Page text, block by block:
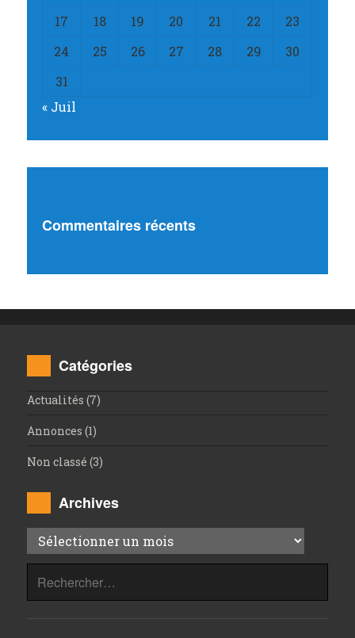
17
18 19 20 21 22
23
24
25 26 27 28 29
30
31
« Juil
Commentaires récents
Catégories
Actualités (7)
Annonces (1)
Non classé (3)
Archives
Archives